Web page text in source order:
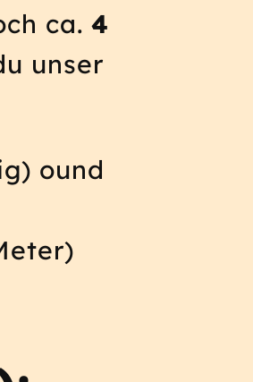
ca. 4
unser
ound